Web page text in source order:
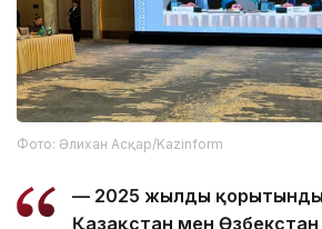
Фото: Әлихан Асқар/Kazinform
— 2025 жылдың
Қазақстан мен